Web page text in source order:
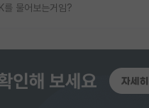
를 물어보는거임?